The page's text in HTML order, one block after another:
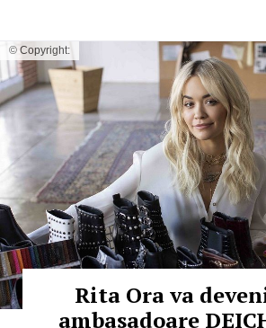
© Copyright:
Rita Ora va
ambasadoare